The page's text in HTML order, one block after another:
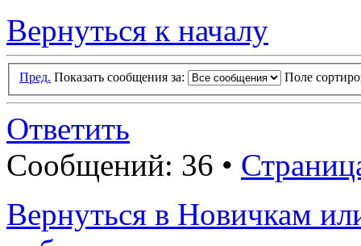
Вернуться к началу
Пред. Показать сообщения за: Поле
Ответить
Сообщений: 36 •
Вернуться в Новичкам